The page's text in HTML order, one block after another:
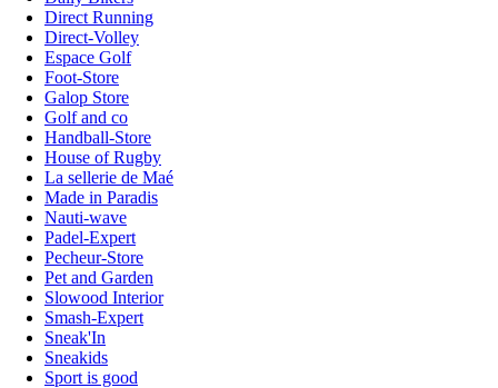
Direct Running
Direct-Volley
Espace Golf
Foot-Store
Galop Store
Golf and co
Handball-Store
House of Rugby
La sellerie de Maé
Made in Paradis
Nauti-wave
Padel-Expert
Pecheur-Store
Pet and Garden
Slowood Interior
Smash-Expert
Sneak'In
Sneakids
Sport is good